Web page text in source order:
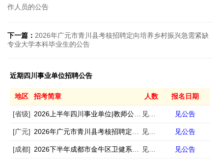
作人员的公告
下一篇： 2026年广元市青川县考核招聘定向培养乡村振兴急需紧缺
专业大学本科毕业生的公告
近期四川事业单位招聘公告
地区 招考简章 人数 报名日期
[省级] 2026上半年四川事业单位|教师公招成绩排名|复审公告汇总 见公告 见公告
[广元] 2026年广元市青川县考核招聘定向培养乡村振兴急需紧缺专业大学本科毕业生的公告 见公告 见公告
[成都] 2026下半年成都市金牛区卫健系统公开考核招聘22名卫生事业人员公告 见公告 见公告